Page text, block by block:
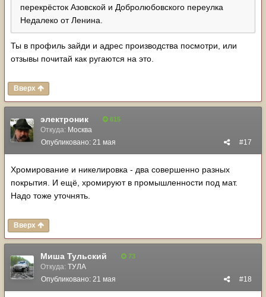
перекрёсток Азовской и Добролюбовского переулка
Недалеко от Ленина.
Ты в профиль зайди и адрес производства посмотри, или
отзывы почитай как ругаются на это.
Вверх
электроник 615
Откуда: Москва
#17
Опубликовано: 21 мая
Хромирование и никелировка - два совершенно разных
покрытия. И ещё, хромируют в промышленности под мат.
Надо тоже уточнять.
Вверх
Миша Тульский 73
Откуда: ТУЛА
#18
Опубликовано: 21 мая